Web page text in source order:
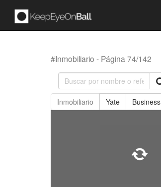
#Inmobiliario - Página 74/142
Inmobiliario Yate Business